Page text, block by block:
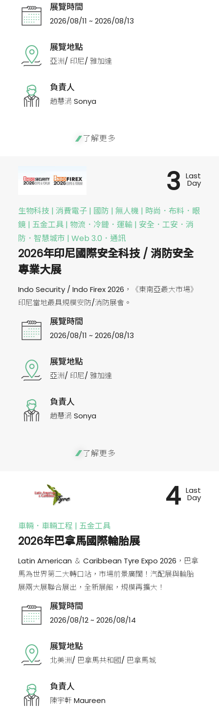
展覽時間
2026/08/11 ~ 2026/08/13
展覽地點
亞洲/ 印尼/ 雅加達
負責人
趙慧涓 Sonya
了解更多
生物科技 | 消費電子 | 國防 | 無人機 | 時尚．布料．眼
鏡 | 五金工具 | 物流．冷鏈．運輸 | 安全．工安．消
防．智慧城市 | Web 3.0．通訊
2026年印尼國際安全科技 / 消防安全
專業大展
Indo Security / Indo Firex 2026，《東南亞最大市場》
印尼當地最具規模安防/消防展會。
展覽時間
2026/08/11 ~ 2026/08/13
展覽地點
亞洲/ 印尼/ 雅加達
負責人
趙慧涓 Sonya
3 Last
Day
了解更多
車輛．車輛工程 | 五金工具
2026年巴拿馬國際輪胎展
Latin American ＆ Caribbean Tyre Expo 2026，巴拿
馬為世界第二大轉口站，市場前景廣闊！汽配展與輪胎
展兩大展聯合展出，全新展館，規模再擴大！
展覽時間
2026/08/12 ~ 2026/08/14
展覽地點
北美洲/ 巴拿馬共和國/ 巴拿馬城
負責人
陳宇軒 Maureen
4 Last
Day